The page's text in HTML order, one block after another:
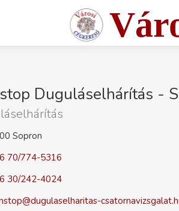
Duguláselhárítás -
Sopron
70/774-5316
30/242-4024